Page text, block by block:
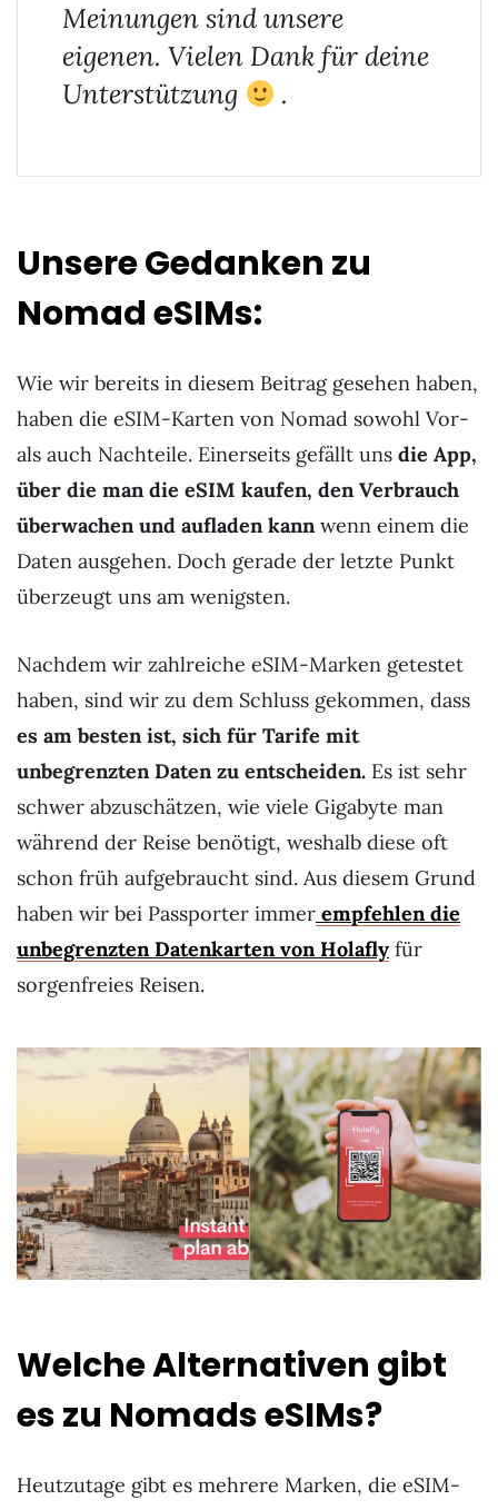
Meinungen sind unsere
eigenen. Vielen Dank für deine
Unterstützung
.
Unsere Gedanken zu
Nomad eSIMs:
Wie wir bereits in diesem Beitrag gesehen haben,
haben die eSIM-Karten von Nomad sowohl Vor-
als auch Nachteile. Einerseits gefällt uns die App,
über die man die eSIM kaufen, den Verbrauch
überwachen und aufladen kannwenn einem die
Daten ausgehen. Doch gerade der letzte Punkt
überzeugt uns am wenigsten.
Nachdem wir zahlreiche eSIM-Marken getestet
haben, sind wir zu dem Schluss gekommen, dass
es am besten ist, sich für Tarife mit
unbegrenzten Daten zu entscheiden. Es ist sehr
schwer abzuschätzen, wie viele Gigabyte man
während der Reise benötigt, weshalb diese oft
schon früh aufgebraucht sind. Aus diesem Grund
haben wir bei Passporter immer empfehlen die
unbegrenzten Datenkarten von Holafly für
sorgenfreies Reisen.
Welche Alternativen gibt
es zu Nomads eSIMs?
Heutzutage gibt es mehrere Marken, die eSIM-